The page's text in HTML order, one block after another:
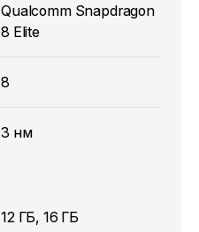
Qualcomm Snapdragon
8 Elite
8
3 нм
12 ГБ, 16 ГБ